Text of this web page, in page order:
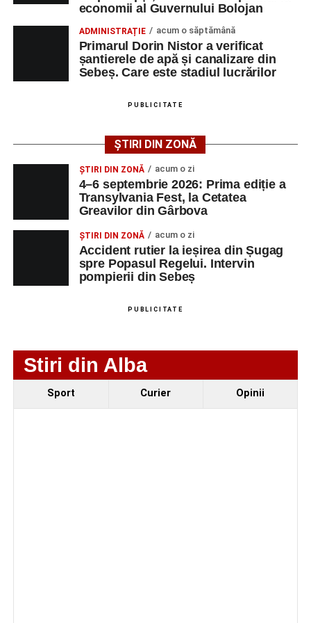
președintele Asociației AGORA – Născuți Liberi.
Transylvania Fest va avea loc în perioada
septembrie 2026, laCetatea Greavilor din Gârbova
Intrarea este liberă pe întreaga durată a evenimentului.
Adaugă-ne ca sursă preferată
Urmărește-ne pe Google News
Ultimele știri din Sebeș
Femeie de 66 de ani, transportată în stare gravă la
spital după ce a fost lovită de o motocicletă pe
strada Dorobanți din Sebeș
Accident pe strada Dorobanți din Sebeș: fermeie
4–6 septembrie 2026: Prima ediție a Transylvania
Fest, la Cetatea Greavilor din Gârbova
strada Dorobanți din Sebeș
Accident pe strada Dorobanți din Sebeș: fermeie
de 66 de ani rănită grav, după ce a fost lovită de o
motocicletă
Fest, la Cetatea Greavilor din Gârbova
Facebook Messenger WhatsApp Twitter/X
economii al Guvernului Bolojan
ADMINISTRAȚIE acum o săptămână
Primarul Dorin Nistor a verificat
șantierele de apă și canalizare din
Sebeș. Care este stadiul lucrărilor
PUBLICITATE
ȘTIRI DIN ZONĂ
ȘTIRI DIN ZONĂ acum o zi
4–6 septembrie 2026: Prima ediție a
Transylvania Fest, la Cetatea
Greavilor din Gârbova
ȘTIRI DIN ZONĂ acum o zi
Accident rutier la ieșirea din Șugag
spre Popasul Regelui. Intervin
pompierii din Sebeș
PUBLICITATE
Stiri din Alba
Sport Curier Opinii